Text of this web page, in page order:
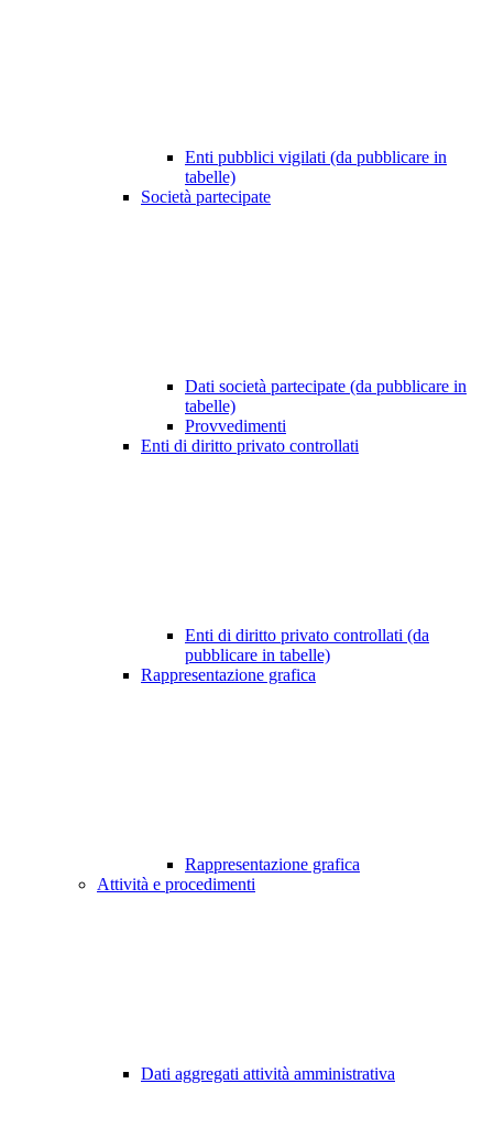
Enti pubblici vigilati (da pubblicare in
tabelle)
Società partecipate
Dati società partecipate (da pubblicare in
tabelle)
Provvedimenti
Enti di diritto privato controllati
Enti di diritto privato controllati (da
pubblicare in tabelle)
Rappresentazione grafica
Rappresentazione grafica
Attività e procedimenti
Dati aggregati attività amministrativa